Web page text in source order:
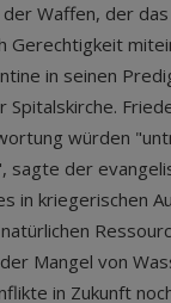
der Waffen, der
Gerechtigkeit
in seinen
würden
sagte der
in kriegerischen
Mangel von
in Zukunft